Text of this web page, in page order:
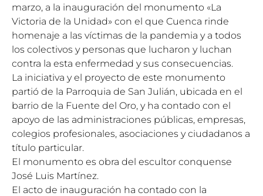
marzo, a la inauguración del monumento «La
Victoria de la Unidad» con el que Cuenca rinde
homenaje a las víctimas de la pandemia y a todos
los colectivos y personas que lucharon y luchan
contra la esta enfermedad y sus consecuencias.
La iniciativa y el proyecto de este monumento
partió de la Parroquia de San Julián, ubicada en el
barrio de la Fuente del Oro, y ha contado con el
apoyo de las administraciones públicas, empresas,
colegios profesionales, asociaciones y ciudadanos a
título particular.
El monumento es obra del escultor conquense
José Luis Martínez.
El acto de inauguración ha contado con la